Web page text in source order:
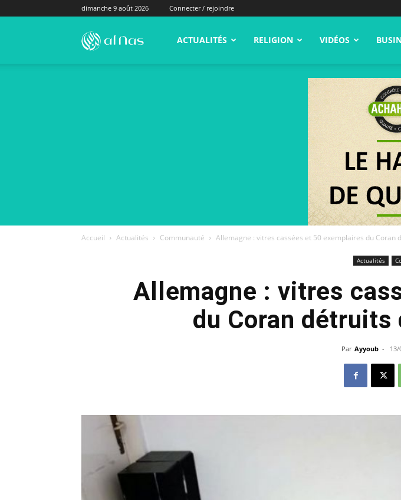
dimanche 9 août 2026 Connecter / rejoindre
alNas.fr ACTUALITÉS RELIGION VIDÉOS
Accueil Actualités Communauté Allemagne : vitres cassées et 50 exemplaires du Coran
Actualités
Allemagne : vitres
du Coran détruits
Par Ayyoub - 13/